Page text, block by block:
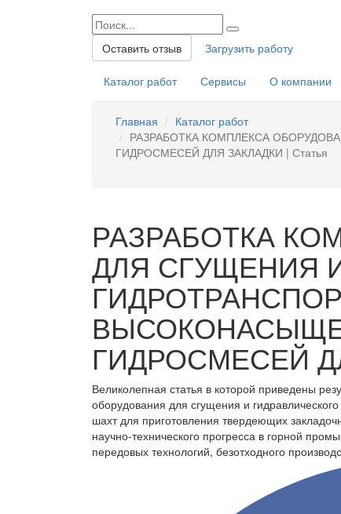
Оставить отзыв Загрузить работу
Каталог работ Сервисы О компании
Главная
Каталог работ
РАЗРАБОТКА КОМПЛЕКСА
ГИДРОСМЕСЕЙ ДЛЯ ЗАКЛАДКИ | Статья
РАЗРАБОТКА
ДЛЯ СГУЩЕНИЯ
ГИДРОСМЕСЕЙ
Великолепная статья в которой приведены
оборудования для сгущения и
шахт для приготовления твердеющих
научно-технического прогресса в горной
передовых технологий, безотходного